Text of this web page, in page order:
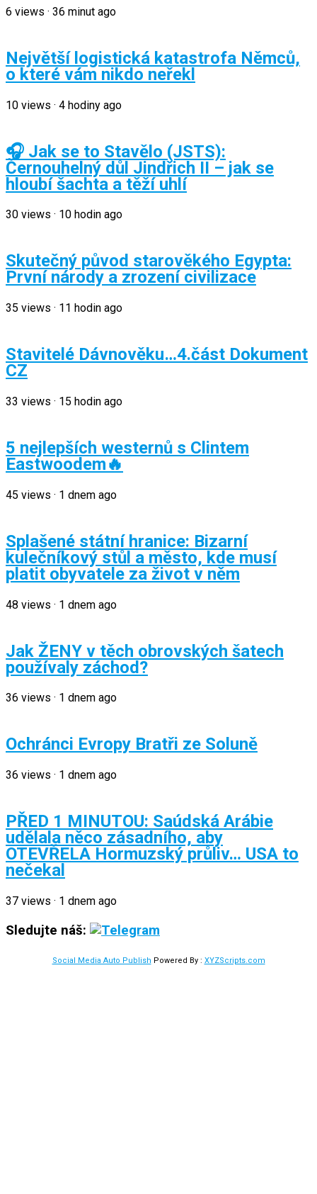
6 views · 36 minut ago
Největší logistická katastrofa Němců,
o které vám nikdo neřekl
10 views · 4 hodiny ago
🎧 Jak se to Stavělo (JSTS):
Černouhelný důl Jindřich II – jak se
hloubí šachta a těží uhlí
30 views · 10 hodin ago
Skutečný původ starověkého Egypta:
První národy a zrození civilizace
35 views · 11 hodin ago
Stavitelé Dávnověku…4.část Dokument
CZ
33 views · 15 hodin ago
5 nejlepších westernů s Clintem
Eastwoodem🔥
45 views · 1 dnem ago
Splašené státní hranice: Bizarní
kulečníkový stůl a město, kde musí
platit obyvatele za život v něm
48 views · 1 dnem ago
Jak ŽENY v těch obrovských šatech
používaly záchod?
36 views · 1 dnem ago
Ochránci Evropy Bratři ze Soluně
36 views · 1 dnem ago
PŘED 1 MINUTOU: Saúdská Arábie
udělala něco zásadního, aby
OTEVŘELA Hormuzský průliv… USA to
nečekal
37 views · 1 dnem ago
Sledujte náš:
Social Media Auto Publish Powered By : XYZScripts.com